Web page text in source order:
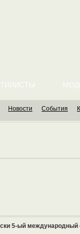
Новости События
5-ый международный